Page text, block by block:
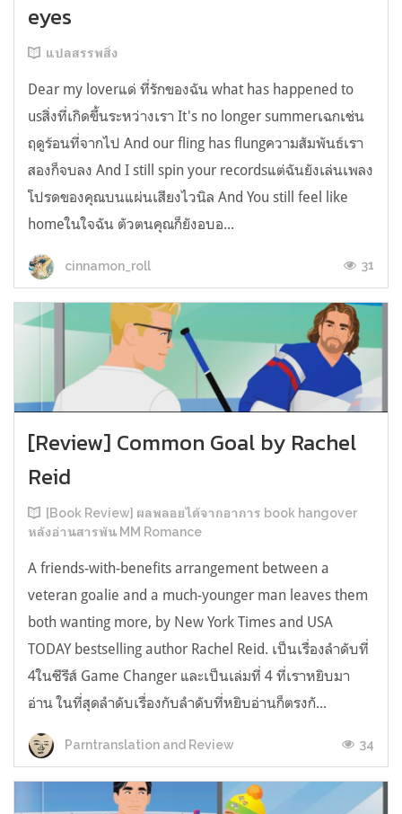
eyes
แปลสรรพสิ่ง
Dear my loverแด่ ที่รักของฉัน what has happened to
usสิ่งที่เกิดขึ้นระหว่างเรา It's no longer summerเฉกเช่น
ฤดูร้อนที่จากไป And our fling has flungความสัมพันธ์เรา
สองก็จบลง And I still spin your recordsแต่ฉันยังเล่นเพลง
โปรดของคุณบนแผ่นเสียงไวนิล And You still feel like
homeในใจฉัน ตัวตนคุณก็ยังอบอ...
cinnamon_roll 31
[Review] Common Goal by Rachel
Reid
[Book Review] ผลพลอยได้จากอาการ book hangover
หลังอ่านสารพัน MM Romance
A friends-with-benefits arrangement between a
veteran goalie and a much-younger man leaves them
both wanting more, by New York Times and USA
TODAY bestselling author Rachel Reid. เป็นเรื่องลำดับที่
4ในซีรีส์ Game Changer และเป็นเล่มที่ 4 ที่เราหยิบมา
อ่าน ในที่สุดลำดับเรื่องกับลำดับที่หยิบอ่านก็ตรงกั...
Parntranslation and Review 34